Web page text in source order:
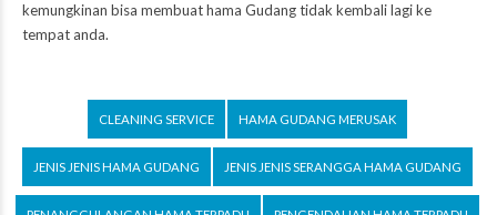
kemungkinan bisa membuat hama Gudang tidak kembali lagi ke
tempat anda.
CLEANING SERVICE HAMA GUDANG MERUSAK
JENIS JENIS HAMA GUDANG JENIS JENIS SERANGGA HAMA GUDANG